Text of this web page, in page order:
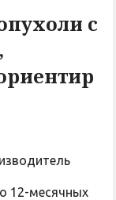
с
12-месячных